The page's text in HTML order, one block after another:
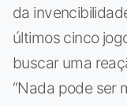
da
últimos cinco
buscar uma
“Nada pode ser